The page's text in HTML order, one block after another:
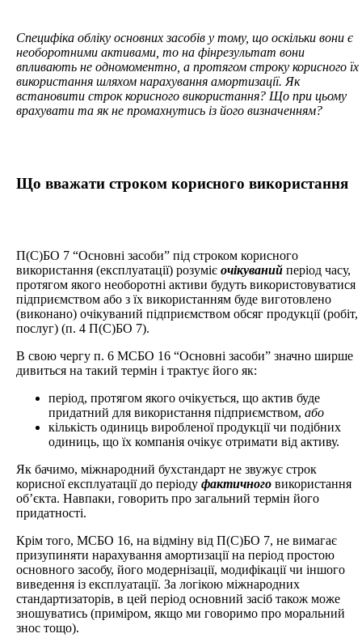
Специфіка обліку основних засобів у тому, що оскільки вони є
необоротними активами, то на фінрезультат вони
впливають не одномоментно, а протягом строку корисного їх
використання шляхом нарахування амортизації. Як
встановити строк корисного використання? Що при цьому
врахувати та як не промахнутись із його визначенням?
Що вважати строком корисного використання
П(С)БО 7 “Основні засоби” під строком корисного
використання (експлуатації) розуміє очікуваний період часу,
протягом якого необоротні активи будуть використовуватися
підприємством або з їх використанням буде виготовлено
(виконано) очікуваний підприємством обсяг продукції (робіт,
послуг) (п. 4 П(С)БО 7).
В свою чергу п. 6 МСБО 16 “Основні засоби” значно ширше
дивиться на такий термін і трактує його як:
період, протягом якого очікується, що актив буде
придатний для використання підприємством, або
кількість одиниць виробленої продукції чи подібних
одиниць, що їх компанія очікує отримати від активу.
Як бачимо, міжнародний бухстандарт не звужує строк
корисної експлуатації до періоду фактичного використання
об’єкта. Навпаки, говорить про загальний термін його
придатності.
Крім того, МСБО 16, на відміну від П(С)БО 7, не вимагає
призупиняти нарахування амортизації на період простою
основного засобу, його модернізації, модифікації чи іншого
виведення із експлуатації. За логікою міжнародних
стандартизаторів, в цей період основний засіб також може
зношуватись (приміром, якщо ми говоримо про моральний
знос тощо).